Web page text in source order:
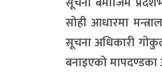
सोही आधारमा
सूचना अधिकारी
बनाइएको